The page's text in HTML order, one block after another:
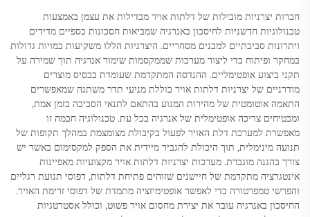
חברות יצרניות מובילות של דלתות אויר מבדילות את עצמן באמצעות
טכנולוגיות חדשניות לחיסכון באנרגיה שמביאות חסכונות כספיים מדידים
ויתרונות סביבתיים למבנים מסחריים. היצרניות הללו משקיעות כמויות גדולות
במחקר ופיתוח כדי ליצור מערכות שממקסמות שימור אנרגיה תוך שמירה על
תקני ביצוע אופטימליים. ההנדסה המתקדמת שעומדת בבסיס מוצרים
מודרניים של יצרניות דלתות אויר כוללת מניעי תדר משתנה שמאפשרים
התאמה אוטומטית של מהירות המנוע בהתאם לתנאי הסביבה בזמן אמת,
ומבטיחים צריכה אופטימלית של אנרגיה בכל עת. טכנולוגיה חכמה זו
מאפשרת למערכת דלת האויר לפעול בקיבולת מצומצמת במהלך תקופות של
תנועה מינימלית, תוך היכולת להגביר מיידית את הספק למקסימום כאשר יש
צורך בהגנה מוגברת. מערכות יצרניות דלתות אויר מקצועיות מאפיינות
אינטגרציה מתקדמת של חיישנים שזוהים פתיחת דלתות, דפוסי תנועת רגליים
והפרשי טמפרטורה כדי לאפשר אופטימיזציה מתמדת של דפוסי זרימת האויר.
החיסכון באנרגיה עובר את יצירת מחסום אויר פשוט, וכולל אסטרטגיות